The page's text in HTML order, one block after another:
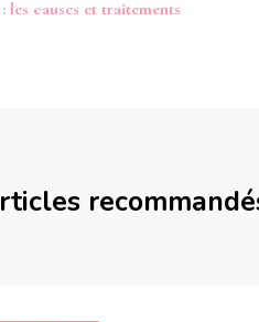
causes et traitements